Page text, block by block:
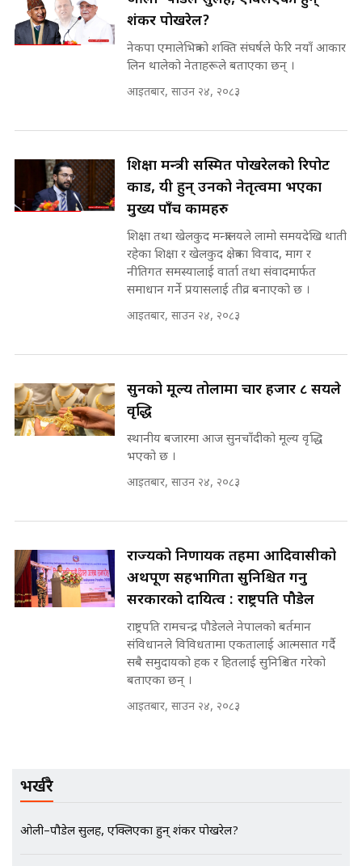
|| Court Grievances Directly to
the Supreme Court ||
SIDHAKURA
मोबिलिटीमा महिलाको पहुँच विस्तार गर्दै
राष्ट्रिय सवालमा ९ दल एकजुट ||
Prachanda, Rabi, Gagan Stand
on the Same Page ||
SIDHAKURA ||
भनिन्–साथ दिनुहोस्, दबाब होइन ||
रसुवाकाे भाङ्गे झरना | Bhange
Waterfall of Rasuwa ||
SIDHAKURA ||
किन भइरहेछ ढिलाइ ?The Ring Road
SIDHAKURA |
पोप्पोको पासोः कमाउने लोभमा घरबार नै
उठिबास | The Dark Side of
'Poppo Live'-SIDHAKURA
मन्त्री आउने बित्तिकै सुरु भएको थियो
SIDHAKURA ||
घुसको डिल गर्ने मन्त्रीकाे राजिनामा,
भूमिसुधार मन्त्रीलाई जोगाइदै ! ||
SIDHAKURA ||
प्रधानमन्त्री ? || SIDHAKURA ||
||
मन्त्री र पूर्व मन्त्रीको ७८ लाख घुस डिलको
अडियो | FULL AUDIO |
SIDHAKURA |
मन्त्री राजकुमारलाई घुस दिने विचौलीया
पूर्व मन्त्री रञ्जिता || SIDHAKURA
||
मन्त्रीले घुस डिल गरेको अडियो ! दुई झोला
नोट मन्त्रीलाई घुस | SIDHAKURA |
SIDHAKURA INVESTIGATION |
शंकर पोखरेल?
नेकपा एमालेभित्रको शक्ति संघर्षले फेरि नयाँ आकार
लिन थालेको नेताहरूले बताएका छन् ।
आइतबार, साउन २४, २०८३
शिक्षा मन्त्री सस्मित पोखरेलको रिपोर्ट
कार्ड, यी हुन् उनको नेतृत्वमा भएका
मुख्य पाँच कामहरु
शिक्षा तथा खेलकुद मन्त्रालयले लामो समयदेखि थाती
रहेका शिक्षा र खेलकुद क्षेत्रका विवाद, माग र
नीतिगत समस्यालाई वार्ता तथा संवादमार्फत
समाधान गर्ने प्रयासलाई तीव्र बनाएको छ ।
आइतबार, साउन २४, २०८३
सुनको मूल्य तोलामा चार हजार ८ सयले
वृद्धि
स्थानीय बजारमा आज सुनचाँदीको मूल्य वृद्धि
भएको छ ।
आइतबार, साउन २४, २०८३
राज्यको निर्णायक तहमा आदिवासीको
अर्थपूर्ण सहभागिता सुनिश्चित गर्नु
सरकारको दायित्व : राष्ट्रपति पौडेल
राष्ट्रपति रामचन्द्र पौडेलले नेपालको बर्तमान
संविधानले विविधतामा एकतालाई आत्मसात गर्दै
सबै समुदायको हक र हितलाई सुनिश्चित गरेको
बताएका छन् ।
आइतबार, साउन २४, २०८३
भर्खरै
ओली–पौडेल सुलह, एक्लिएका हुन् शंकर पोखरेल?